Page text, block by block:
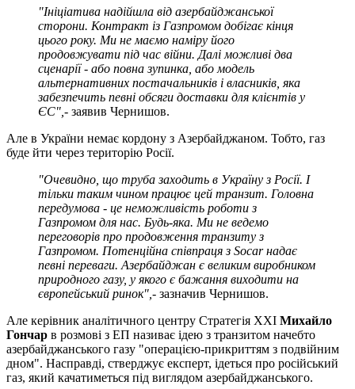
"Ініціатива надійшла від азербайджанської
сторони. Контракт із Газпромом добігає кінця
цього року. Ми не маємо наміру його
продовжувати під час війни. Далі можливі два
сценарії - або повна зупинка, або модель
альтернативних постачальників і власників, яка
забезпечить певні обсяги доставки для клієнтів у
ЄС", - заявив Чернишов.
Але в України немає кордону з Азербайджаном. Тобто, газ
буде йти через територію Росії.
"Очевидно, що труба заходить в Україну з Росії. І
тільки таким чином працює цей транзит. Головна
передумова - це неможливість роботи з
Газпромом для нас. Будь-яка. Ми не ведемо
переговорів про продовження транзиту з
Газпромом. Потенційна співпраця з Socar надає
певні переваги. Азербайджан є великим виробником
природного газу, у якого є бажання виходити на
європейський ринок", - зазначив Чернишов.
Але керівник аналітичного центру Стратегія ХХІ Михайло
Гончар в розмові з ЕП називає ідею з транзитом начебто
азербайджанського газу "операцією-прикриттям з подвійним
дном". Насправді, стверджує експерт, ідеться про російський
газ, який качатиметься під виглядом азербайджанського.